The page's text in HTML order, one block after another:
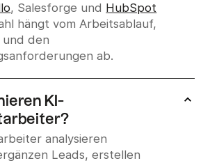
, Salesforge und HubSpot
hängt vom Arbeitsablauf,
und den
ab.
KI-
analysieren
Leads, erstellen